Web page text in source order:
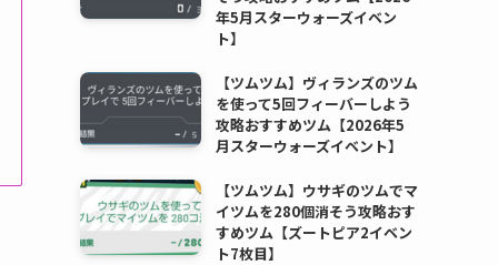
年5月スターウォーズイベン
ト】
【ツムツム】ヴィランズのツム
を使って5回フィーバーしよう
攻略おすすめツム【2026年5
月スターウォーズイベント】
【ツムツム】ウサギのツムでマ
イツムを280個消そう攻略おす
すめツム【ズートピア2イベン
ト7枚目】